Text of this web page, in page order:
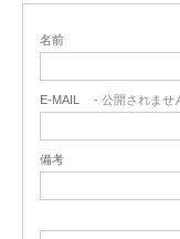
名前
E-MAIL - 公開されませ
備考